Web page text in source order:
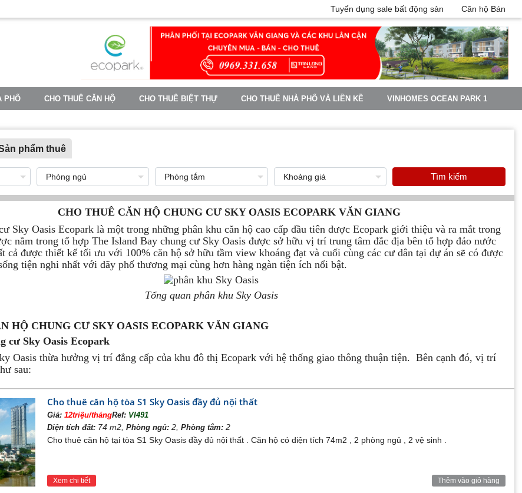
Tuyển dụng sale bất động sản Căn hộ Bán
PHỐ CHO THUÊ CĂN HỘ CHO THUÊ BIỆT THỰ CHO THUÊ NHÀ PHỐ VÀ LIỀN KỀ VINHOMES OCEAN PARK 1
phẩm thuê
Tìm kiếm
CHO THUÊ CĂN HỘ CHUNG CƯ SKY OASIS ECOPARK VĂN GIANG
Sky Oasis Ecopark là một trong những phân khu căn hộ cao cấp đầu tiên được Ecopark giới thiệu và ra mắt trong
nằm trong tổ hợp The Island Bay chung cư Sky Oasis được sở hữu vị trí trung tâm đắc địa bên tổ hợp đảo nước
cả được thiết kế tối ưu với 100% căn hộ sở hữu tầm view khoáng đạt và cuối cùng các cư dân tại dự án sẽ có được
tiện nghi nhất với dãy phố thương mại cùng hơn hàng ngàn tiện ích nổi bật.
Tổng quan phân khu Sky Oasis
HỘ CHUNG CƯ SKY OASIS ECOPARK VĂN GIANG
cư Sky Oasis Ecopark
Oasis thừa hưởng vị trí đẳng cấp của khu đô thị Ecopark với hệ thống giao thông thuận tiện. Bên cạnh đó, vị trí
sau:
khu Nguyệt Quế, Park River
đường nội khu huyết mạch tại vành đai phía Tây, và được kết nối trực tiếp với tới cầu Bông Lau & Ecopark
căn hộ Sky Oasis Ecopark
cư Sky Oasis Ecopark có thiết kế vô cùng tối ưu và cực kỳ riêng tư với sự tách biệt hai đơn nguyên trên cùng một
gian hành lang rộng và thoáng một lần nữa mang tới những không gian thiên nhiên chan hòa với mọi căn hộ
Cho thuê căn hộ tòa S1 Sky Oasis đầy đủ nội thất
Giá: 12triệu/thángRef: VI491
Diện tích đất:74 m2, Phòng ngủ:2, Phòng tắm:2
Cho thuê căn hộ tại tòa S1 Sky Oasis đầy đủ nội thất . Căn hộ có diện tích 74m2 , 2 phòng ngủ , 2 vệ sinh .
Xem chi tiết Thêm vào giỏ hàng